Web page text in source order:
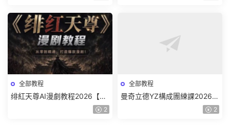
全部教程
绯紅天尊AI漫劇教程2026【畫
2
全部教程
曼奇立德YZ構成團練課2026年
8月已結課【畫質高清有課件】
2